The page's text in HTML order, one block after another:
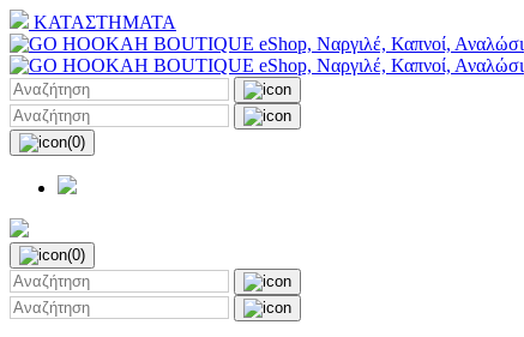
ΚΑΤΑΣΤΗΜΑΤΑ
(0)
(0)